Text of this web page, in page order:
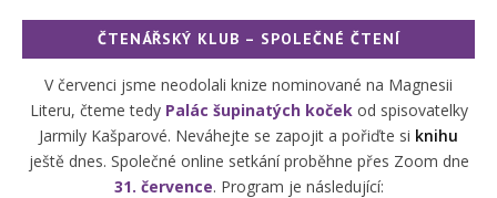
ČTENÁŘSKÝ KLUB – SPOLEČNÉ ČTENÍ
V červenci jsme neodolali knize nominované na Magnesii
Literu, čteme tedy Palác šupinatých koček od spisovatelky
Jarmily Kašparové. Neváhejte se zapojit a pořiďte si knihu
ještě dnes. Společné online setkání proběhne přes Zoom dne
31. července. Program je následující: